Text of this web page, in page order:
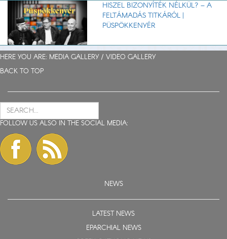
HISZEL BIZONYÍTÉK NÉLKÜL? – A
FELTÁMADÁS TITKÁRÓL |
PÜSPÖKKENYÉR
HERE YOU ARE: MEDIA GALLERY / VIDEO GALLERY
BACK TO TOP
FOLLOW US ALSO IN THE SOCIAL MEDIA:
NEWS
LATEST NEWS
EPARCHIAL NEWS